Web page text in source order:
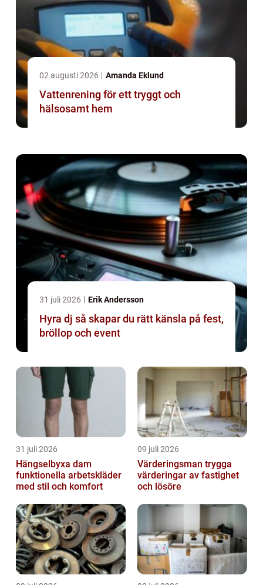
02 augusti 2026 Amanda Eklund
Vattenrening för ett tryggt och
hälsosamt hem
31 juli 2026 Erik Andersson
Hyra dj så skapar du rätt känsla på fest,
bröllop och event
31 juli 2026
Hängselbyxa dam
funktionella arbetskläder
med stil och komfort
09 juli 2026
Värderingsman trygga
värderingar av fastighet
och lösöre